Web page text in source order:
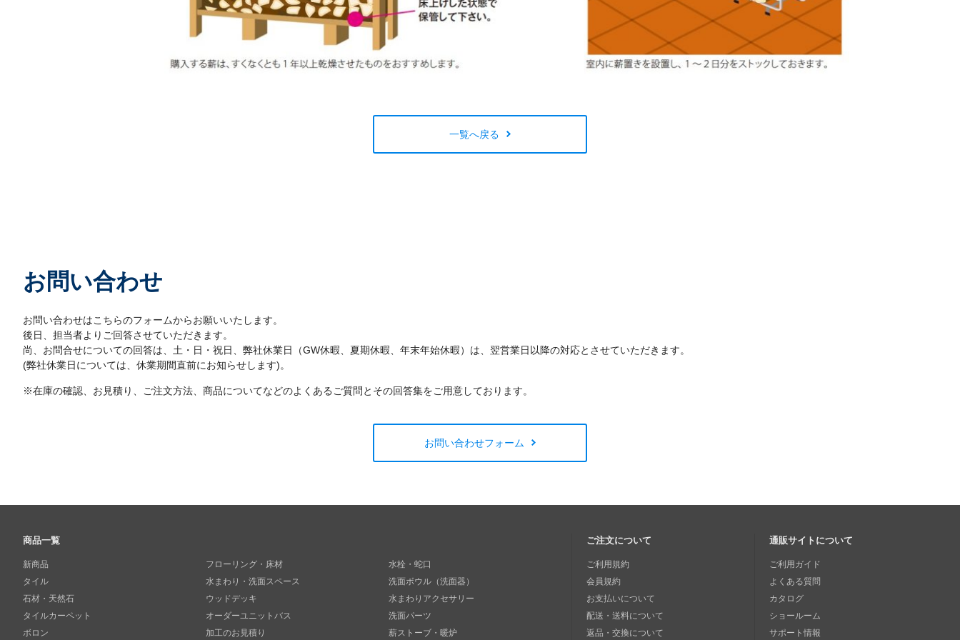
一覧へ戻る
お問い合わせ
お問い合わせはこちらのフォームからお願いいたします。
後日、担当者よりご回答させていただきます。
尚、お問合せについての回答は、土・日・祝日、弊社休業日（GW休暇、夏期休暇、年末年始休暇）は、翌営業日以降の対応とさせていただきます。
(弊社休業日については、休業期間直前にお知らせします)。
※在庫の確認、お見積り、ご注文方法、商品についてなどのよくあるご質問とその回答集をご用意しております。
お問い合わせフォーム
商品一覧
新商品
タイル
石材・天然石
タイルカーペット
ボロン
フローリング・床材
水まわり・洗面スペース
ウッドデッキ
オーダーユニットバス
加工のお見積り
水栓・蛇口
洗面ボウル（洗面器）
水まわりアクセサリー
洗面パーツ
薪ストーブ・暖炉
ご注文について
ご利用規約
会員規約
お支払いについて
配送・送料について
返品・交換について
通販サイトについて
ご利用ガイド
よくある質問
カタログ
ショールーム
サポート情報